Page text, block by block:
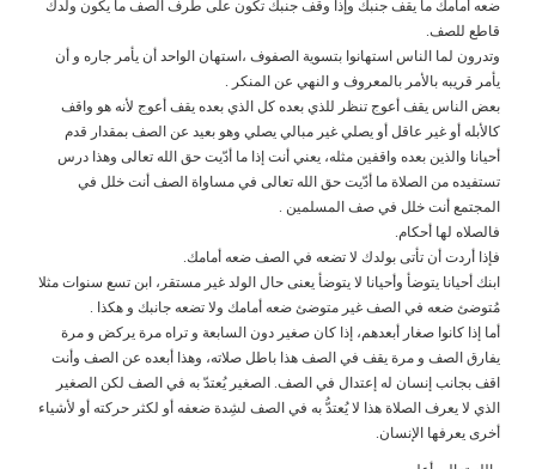
ضعه أمامك ما يقف جنبك وإذا وقف جنبك تكون على طرف الصف ما يكون ولدك
قاطع للصف.
وتدرون لما الناس استهانوا بتسوية الصفوف ،استهان الواحد أن يأمر جاره و أن
يأمر قريبه بالأمر بالمعروف و النهي عن المنكر .
بعض الناس يقف أعوج تنظر للذي بعده كل الذي بعده يقف أعوج لأنه هو واقف
كالأبله أو غير عاقل أو يصلي غير مبالي يصلي وهو بعيد عن الصف بمقدار قدم
أحيانا والذين بعده واقفين مثله، يعني أنت إذا ما أدّيت حق الله تعالى وهذا درس
تستفيده من الصلاة ما أدّيت حق الله تعالى في مساواة الصف أنت خلل في
المجتمع أنت خلل في صف المسلمين .
فالصلاه لها أحكام.
فإذا أردت أن تأتى بولدك لا تضعه في الصف ضعه أمامك.
ابنك أحيانا يتوضأ وأحيانا لا يتوضأ يعنى حال الولد غير مستقر، ابن تسع سنوات مثلا
مُتوضئ ضعه في الصف غير متوضئ ضعه أمامك ولا تضعه جانبك و هكذا .
أما إذا كانوا صغار أبعدهم، إذا كان صغير دون السابعة و تراه مرة يركض و مرة
يفارق الصف و مرة يقف في الصف هذا باطل صلاته، وهذا أبعده عن الصف وأنت
اقف بجانب إنسان له إعتدال في الصف. الصغير يُعتدّ به في الصف لكن الصغير
الذي لا يعرف الصلاة هذا لا يُعتدُّ به في الصف لشِدة ضعفه أو لكثر حركته أو لأشياء
أخرى يعرفها الإنسان.